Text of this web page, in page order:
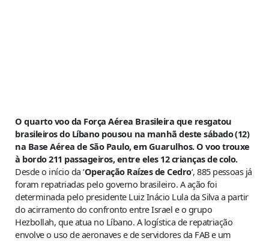
O quarto voo da Força Aérea Brasileira que resgatou
brasileiros do Líbano pousou na manhã deste sábado (12)
na Base Aérea de São Paulo, em Guarulhos. O voo trouxe
à bordo 211 passageiros, entre eles 12 crianças de colo.
Desde o início da ‘Operação Raízes de Cedro‘, 885 pessoas já
foram repatriadas pelo governo brasileiro. A ação foi
determinada pelo presidente Luiz Inácio Lula da Silva a partir
do acirramento do confronto entre Israel e o grupo
Hezbollah, que atua no Líbano. A logística de repatriação
envolve o uso de aeronaves e de servidores da FAB e um